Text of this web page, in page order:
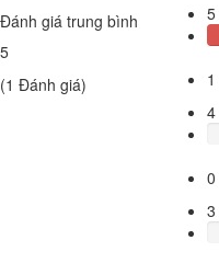
Đánh giá trung bình
5
(1 Đánh giá)
5
1
4
0
3